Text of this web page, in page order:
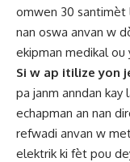
omwen 30 santimèt
nan oswa anvan w
ekipman medikal ou
Si w ap itilize yon
pa janm anndan kay
echapman an nan
refwadi anvan w
elektrik ki fèt pou